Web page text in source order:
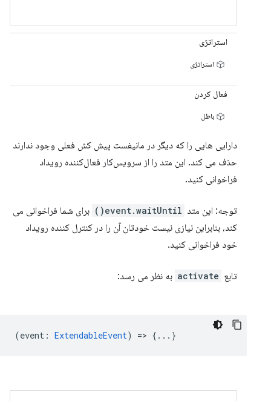
استراتژی
استراتژی
فعال کردن
باطل
دارایی هایی را که دیگر در مانیفست پیش کش فعلی وجود ندارند
حذف می کند. این متد را از سرویس‌کار فعال‌کننده رویداد
فراخوانی کنید.
توجه: این متد event.waitUntil()
برای شما فراخوانی می
کند، بنابراین نیازی نیست خودتان آن را در کنترل کننده رویداد
خود فراخوانی کنید.
تابع activate به نظر می رسد:
(event : ExtendableEvent) => {...}